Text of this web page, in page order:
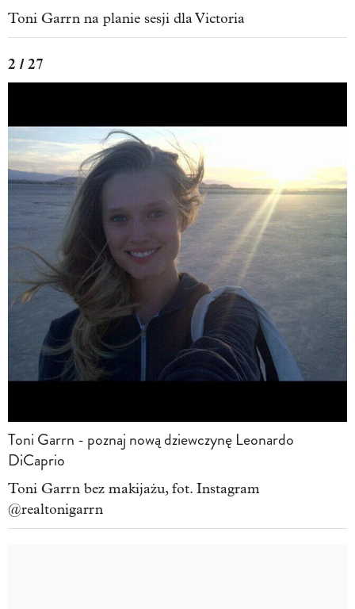
Toni Garrn na planie sesji dla Victoria
2 / 27
Toni Garrn - poznaj nową dziewczynę Leonardo
DiCaprio
Toni Garrn bez makijażu, fot. Instagram
@realtonigarrn